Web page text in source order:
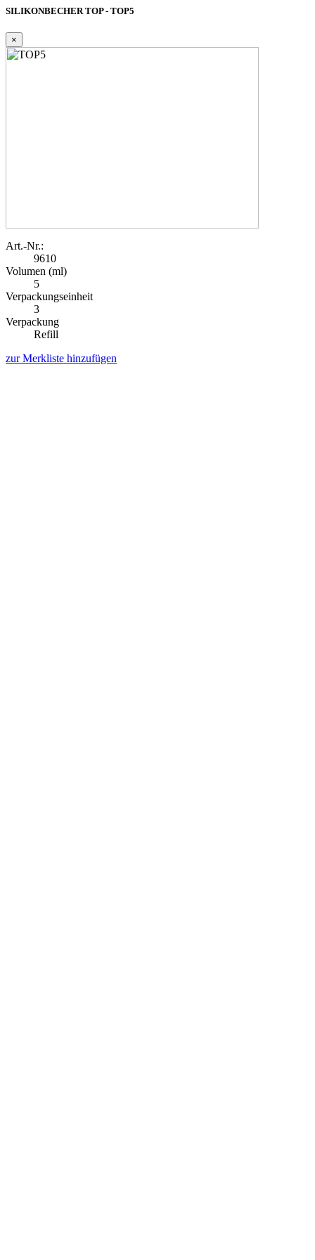
SILIKONBECHER TOP - TOP5
×
Art.-Nr.:
9610
Volumen (ml)
5
Verpackungseinheit
3
Verpackung
Refill
zur Merkliste hinzufügen